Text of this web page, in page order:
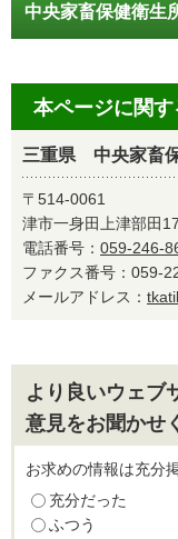
中央家畜保健衛生
本ページに関
三重県 中央家畜
〒514-0061
津市一身田上津部田
電話番号： 059-246-
ファクス番号：059-
メールアドレス：
より良いウェブ
意見をお聞かせ
お求めの情報は充分
充分だった
ふつう